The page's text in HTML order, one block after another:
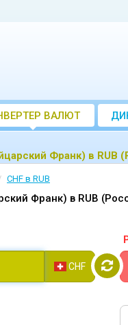
ВАЛЮТ
Франк) в RUB
CHF в RUB
Франк) в RUB
CHF